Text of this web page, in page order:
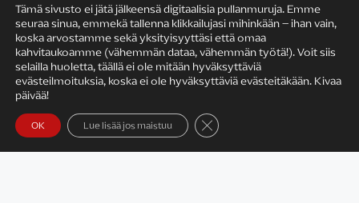
KIRJAILIJAN TYÖ
Tämä sivusto ei jätä jälkeensä digitaalisia pullanmuruja. Emme
seuraa sinua, emmekä tallenna klikkailujasi mihinkään – ihan vain,
koska arvostamme sekä yksityisyyttäsi että omaa
kahvitaukoamme (vähemmän dataa, vähemmän työtä!). Voit siis
selailla huoletta, täällä ei ole mitään hyväksyttäviä
evästeilmoituksia, koska ei ole hyväksyttäviä evästeitäkään. Kivaa
päivää!
OK Lue lisää jos maistuu Sulje evästebanneri